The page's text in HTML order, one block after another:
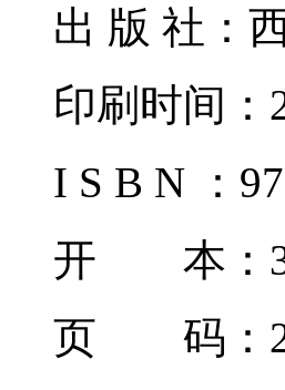
出 版 社：
印刷时间：
I S B N ：
开 本：
页 码：